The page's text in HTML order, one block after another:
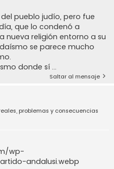
pueblo judío, pero fue
que lo condenó a
nueva religión entorno a su
se parece mucho
donde sí ...
Saltar al mensaje
problemas y consecuencias
wp-
andalusi.webp